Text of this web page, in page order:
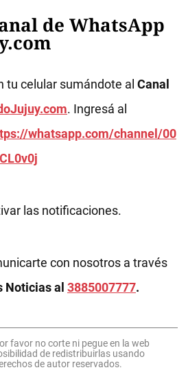
de WhatsApp
tu celular sumándote al Canal
. Ingresá al
whatsapp.com/channel/00
las notificaciones.
con nosotros a través
Noticias al 3885007777.
favor no corte ni pegue en la web
de redistribuirlas usando
de autor reservados.